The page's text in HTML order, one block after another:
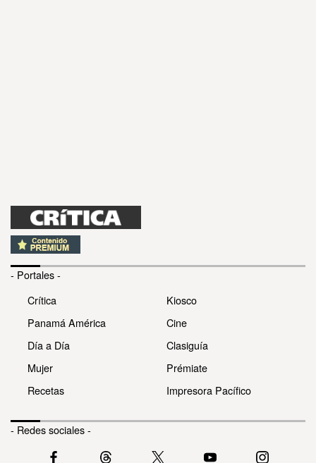
- Portales -
Crítica
Panamá América
Día a Día
Mujer
Recetas
Kiosco
Cine
Clasiguía
Prémiate
Impresora Pacífico
- Redes sociales -